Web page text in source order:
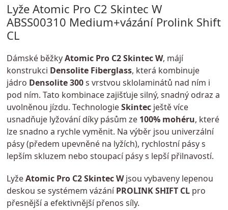
Lyže Atomic Pro C2 Skintec W
ABSS00310 Medium+vázání Prolink Shift
CL
Dámské běžkyAtomic Pro C2 Skintec W, májí
konstrukci Densolite Fiberglass, která kombinuje
jádro Densolite 300s vrstvou sklolaminátů nad ním i
pod ním. Tato kombinace zajišťuje silný, snadný odraz a
uvolněnou jízdu. TechnologieSkintecještě více
usnadňuje lyžování díky pásům ze 100% mohéru, které
lze snadno a rychle vyměnit. Na výběr jsou univerzální
pásy (předem upevněné na lyžích), rychlostní pásy s
lepším skluzem nebo stoupací pásy s lepší přilnavostí.
LyžeAtomic Pro C2 Skintec Wjsou vybaveny lepenou
deskou se systémem vázáníPROLINK SHIFT CLpro
přesnější a efektivnější přenos síly.